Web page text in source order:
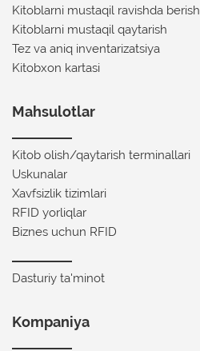
Kitoblarni mustaqil ravishda berish
Kitoblarni mustaqil qaytarish
Tez va aniq inventarizatsiya
Kitobxon kartasi
Mahsulotlar
Kitob olish/qaytarish terminallari
Uskunalar
Xavfsizlik tizimlari
RFID yorliqlar
Biznes uchun RFID
Dasturiy ta'minot
Kompaniya